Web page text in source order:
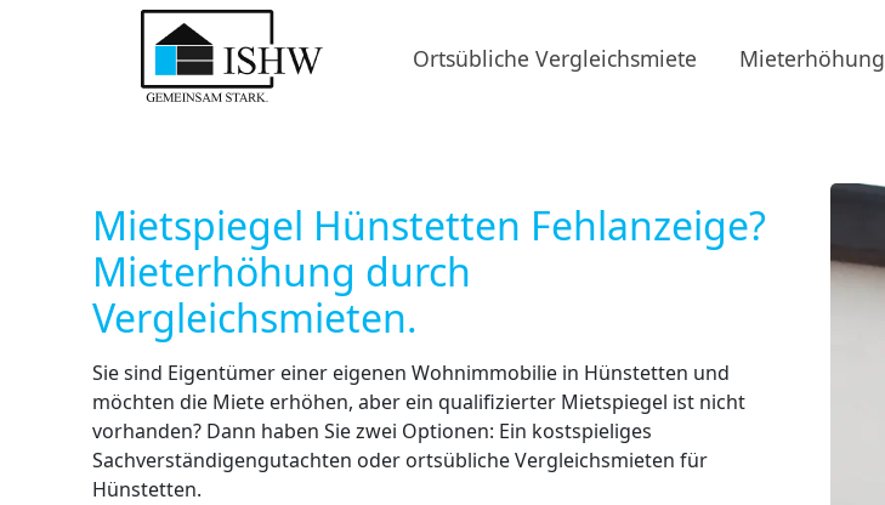
Ortsübliche Vergleichsmiete Mieterhöhung
Mietspiegel Hünstetten Fehlanzeige?
Mieterhöhung durch
Vergleichsmieten.
Sie sind Eigentümer einer eigenen Wohnimmobilie in Hünstetten und
möchten die Miete erhöhen, aber ein qualifizierter Mietspiegel ist nicht
vorhanden? Dann haben Sie zwei Optionen: Ein kostspieliges
Sachverständigengutachten oder ortsübliche Vergleichsmieten für
Hünstetten.